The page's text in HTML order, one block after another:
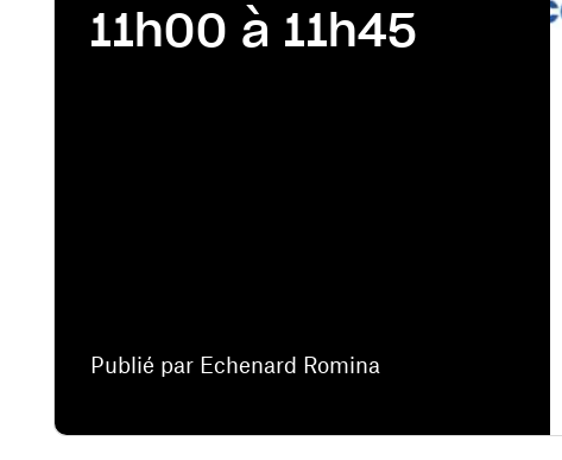
Publié par Echenard Romina
11h00 à 11h45